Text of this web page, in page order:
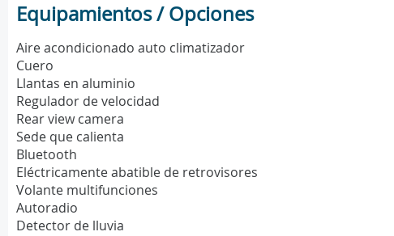
Equipamientos / Opciones
Aire acondicionado auto climatizador
Cuero
Llantas en aluminio
Regulador de velocidad
Rear view camera
Sede que calienta
Bluetooth
Eléctricamente abatible de retrovisores
Volante multifunciones
Autoradio
Detector de lluvia